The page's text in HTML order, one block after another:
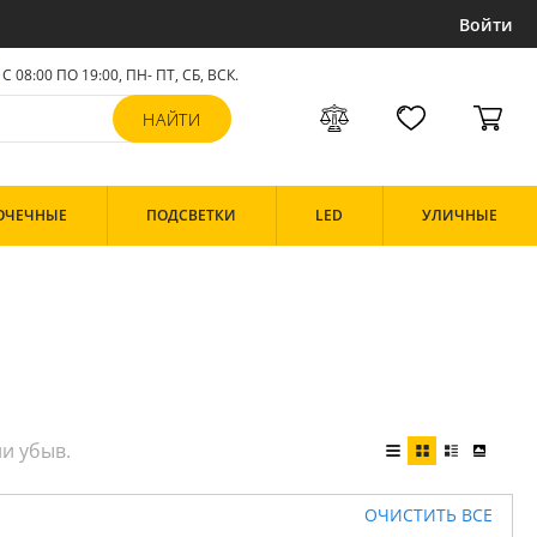
Войти
С 08:00 ПО 19:00, ПН- ПТ, СБ, ВСК.
ПОДСВЕТКИ LED УЛИЧНЫЕ
ОЧИСТИТЬ ВСЕ